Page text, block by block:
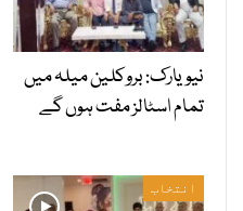
نیویارک: بروکلین میلہ میں
تمام اسٹالز مفت ہوں گے
انتخاب